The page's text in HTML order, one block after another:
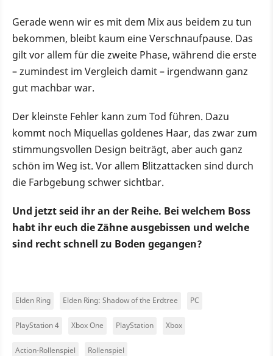
Gerade wenn wir es mit dem Mix aus beidem zu tun
bekommen, bleibt kaum eine Verschnaufpause. Das
gilt vor allem für die zweite Phase, während die erste
– zumindest im Vergleich damit – irgendwann ganz
gut machbar war.
Der kleinste Fehler kann zum Tod führen. Dazu
kommt noch Miquellas goldenes Haar, das zwar zum
stimmungsvollen Design beiträgt, aber auch ganz
schön im Weg ist. Vor allem Blitzattacken sind durch
die Farbgebung schwer sichtbar.
Und jetzt seid ihr an der Reihe. Bei welchem Boss
habt ihr euch die Zähne ausgebissen und welche
sind recht schnell zu Boden gegangen?
Elden Ring Elden Ring: Shadow of the Erdtree PC
PlayStation 4 Xbox One PlayStation Xbox
Action-Rollenspiel Rollenspiel